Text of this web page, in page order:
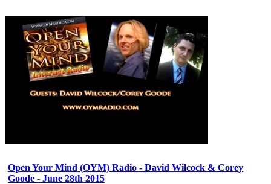
Open Your Mind (OYM) Radio - David Wilcock & Corey
Goode - June 28th 2015